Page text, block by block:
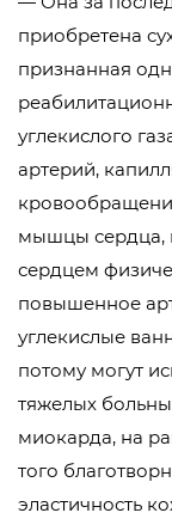
приобретена
признанная
углекислого
артерий,
мышцы сердца,
сердцем
повышенное
углекислые
потому могут
тяжелых
миокарда, на
того
эластичность